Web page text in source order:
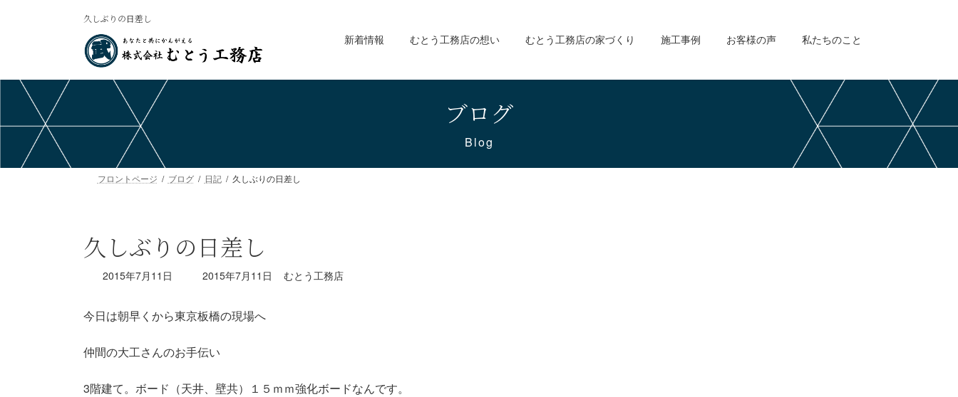
ツ
キ
シ
に
久しぶりの日差し
新着情報 むとう工務店の想い むとう工務店の家づくり 施工事例 お客様の声 私たちのこと
ブログ
Blog
フロントページ ブログ 日記 久しぶりの日差し
久しぶりの日差し
2015年7月11日
最
新
時
2015年7月11日 むとう工務店
今日は朝早くから東京板橋の現場へ
仲間の大工さんのお手伝い
3階建て。ボード（天井、壁共）１５ｍｍ強化ボードなんです。